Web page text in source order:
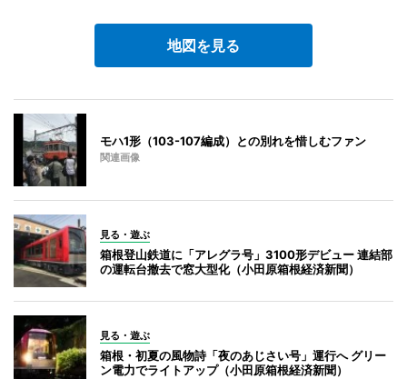
地図を見る
モハ1形（103-107編成）との別れを惜しむファン
関連画像
見る・遊ぶ
箱根登山鉄道に「アレグラ号」3100形デビュー 連結部
の運転台撤去で窓大型化（小田原箱根経済新聞）
見る・遊ぶ
箱根・初夏の風物詩「夜のあじさい号」運行へ グリー
ン電力でライトアップ（小田原箱根経済新聞）